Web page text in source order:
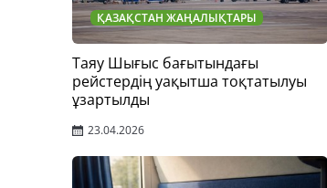
ҚАЗАҚСТАН ЖАҢАЛЫҚТАРЫ
Таяу Шығыс бағытындағы
рейстердің уақытша тоқтатылуы
ұзартылды
23.04.2026